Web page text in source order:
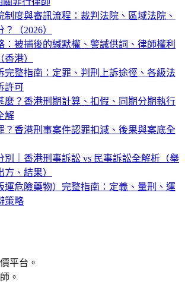
制度與審訊流程：裁判法院、區域法院、
（2026）
：被捕後的緘默權、警誡供詞、律師權利
港）
完整指南：定罪、判刑上訴途徑、各級法
許可
麼？香港刑期計算、扣假、同期分期執行
解
？香港刑事案件認罪扣減、後果與案底全
別｜香港刑事訴訟 vs 民事訴訟全解析（舉
、結果）
運危險藥物）完整指南：定義、量刑、運
策略
平台。
。